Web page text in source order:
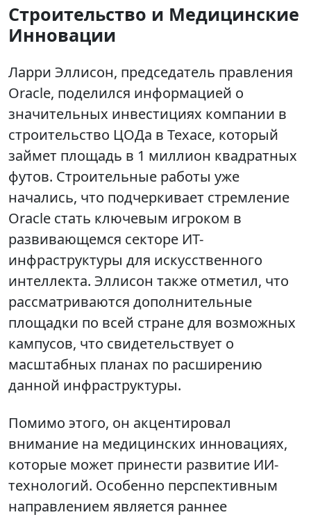
Строительство и Медицинские
Инновации
Ларри Эллисон, председатель правления
Oracle, поделился информацией о
значительных инвестициях компании в
строительство ЦОДа в Техасе, который
займет площадь в 1 миллион квадратных
футов. Строительные работы уже
начались, что подчеркивает стремление
Oracle стать ключевым игроком в
развивающемся секторе ИТ-
инфраструктуры для искусственного
интеллекта. Эллисон также отметил, что
рассматриваются дополнительные
площадки по всей стране для возможных
кампусов, что свидетельствует о
масштабных планах по расширению
данной инфраструктуры.
Помимо этого, он акцентировал
внимание на медицинских инновациях,
которые может принести развитие ИИ-
технологий. Особенно перспективным
направлением является раннее